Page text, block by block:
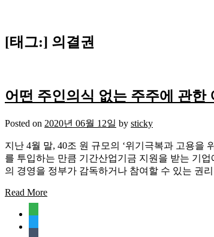
[태그:] 의결권
어떤 주인의식 없는 주주에 관한
Posted on 2020년 06월 12일 by sticky
지난 4월 말, 40조 원 규모의 ‘위기극복과 고용을
를 투입하는 만큼 기간산업기금 지원을 받는 기
의 경영을 정부가 감독하거나 참여할 수 있는 권
Read More